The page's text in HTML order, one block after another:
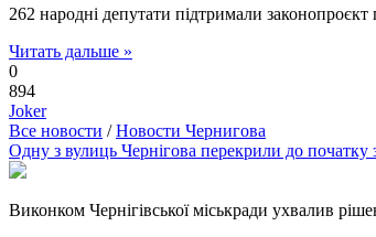
262 народні депутати підтримали
Читать дальше »
0
894
Joker
Все новости /Новости Чернигова
Одну з вулиць Чернігова перекрили до початку
Виконком Чернігівської міськради ухвалив